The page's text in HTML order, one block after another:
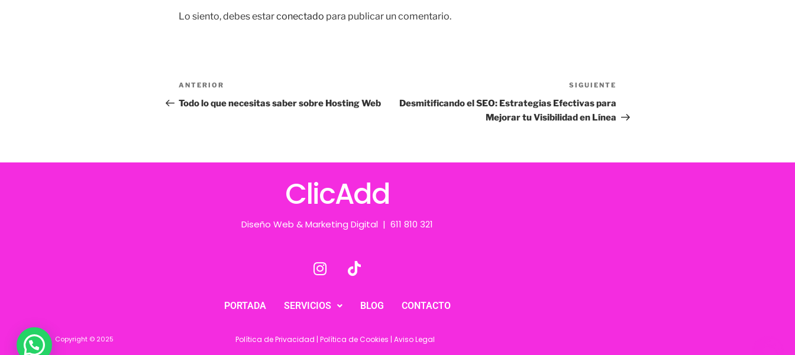
Lo siento, debes estarconectado para publicar un comentario.
ANTERIOR
Todo lo que necesitas saber sobre Hosting Web
SIGUIENTE
Desmitificando el SEO: Estrategias Efectivas para
Mejorar tu Visibilidad en Línea
ClicAdd
Diseño Web & Marketing Digital | 611 810 321
PORTADA SERVICIOS BLOG CONTACTO
Copyright © 2025 Política de Privacidad | Política de Cookies | Aviso Legal